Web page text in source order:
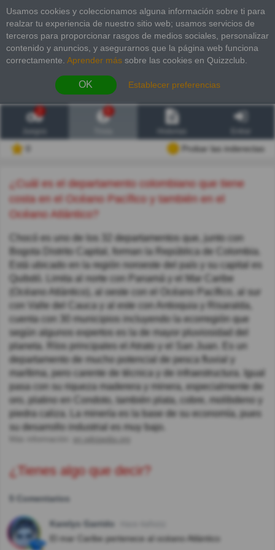
Usamos cookies y coleccionamos alguna información sobre ti para
realzar tu experiencia de nuestro sitio web; usamos servicios de
terceros para proporcionar rasgos de medios sociales, personalizar
contenido y anuncios, y asegurarnos que la página web funciona
correctamente. Aprender más sobre las cookies en Quizzclub.
OK Establecer preferencias
2
Probar las inderectas
¿Cuál es el departamento colombiano que tiene
costa en el Océano Pacífico y también en el
Océano Atlántico?
Chocó es uno de los 32 departamentos que, junto con
Bogota Distrito Capital, forman la República de Colombia.
Está ubicado en la región noroeste del país y su capital es
Quibdó. Limita al norte con Panamá y el Mar Caribe
(Océano Atlántico), al oeste con el Océano Pacífico, al sur
con Valle del Cauca y al este con Antioquia y Risaralda,
cuenta con 30 municipios incluyendo la ecorregión que
según algunos expertos es la de mayor pluviosidad del
planeta. Ríos principales el Atrato y el San Juan. Es un
departamento de mucho potencial de pesca fluvial y
marítima, pero carente de técnica y de infraestructura. Igual
pasa con su riqueza maderera y minera, especialmente de
oro, platino en Condoto, también plata, cobre, molibdeno y
piedra caliza. La minería es la base de su economía, pues
su desarrollo industrial es muy bajo.
en.wikipedia.org
¿Tienes algo que decir?
5 Comentarios
Karelys Garrido
El mar Caribe pertenece al océano Atlántico